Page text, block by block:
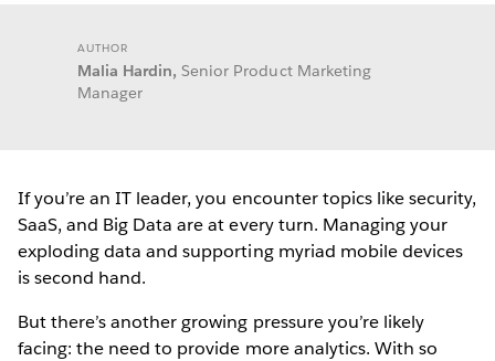
AUTHOR
Malia Hardin, Senior Product Marketing
Manager
If you’re an IT leader, you encounter topics like security,
SaaS, and Big Data are at every turn. Managing your
exploding data and supporting myriad mobile devices
is second hand.
But there’s another growing pressure you’re likely
facing: the need to provide more analytics. With so